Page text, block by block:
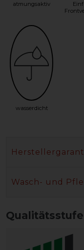
atmungsaktiv
wasserdicht
Wasch- und